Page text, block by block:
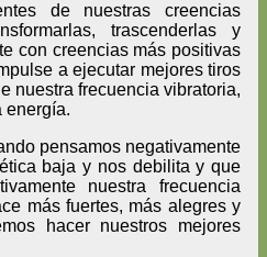
de nuestras creencias
trascenderlas y
con creencias más positivas
a ejecutar mejores tiros
nuestra frecuencia vibratoria,
energía.
pensamos negativamente
baja y nos debilita y que
nuestra frecuencia
más fuertes, más alegres y
hacer nuestros mejores